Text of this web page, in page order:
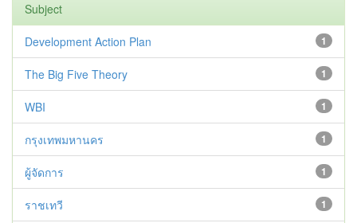
Subject
1
Development Action Plan
1
The Big Five Theory
1
WBI
1
กรุงเทพมหานคร
1
ผู้จัดการ
1
ราชเทวี